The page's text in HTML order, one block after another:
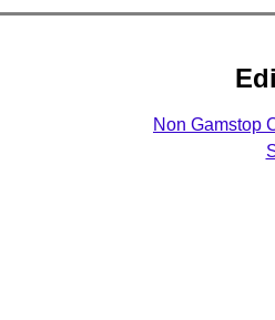
Non Gamstop